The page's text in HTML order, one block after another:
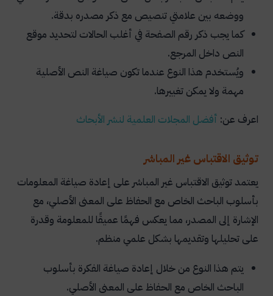
ووضعه بين علامتي تنصيص مع ذكر مصدره بدقة.
كما يجب ذكر رقم الصفحة في أغلب الحالات لتحديد موقع
النص داخل المرجع.
ويُستخدم هذا النوع عندما تكون صياغة النص الأصلية
مهمة ولا يمكن تغييرها.
اعرف عن: أفضل المجلات العلمية لنشر الأبحاث
توثيق الاقتباس غير المباشر
يعتمد توثيق الاقتباس غير المباشر على إعادة صياغة المعلومات
بأسلوب الباحث الخاص مع الحفاظ على المعنى الأصلي، مع
الإشارة إلى المصدر، مما يعكس فهمًا عميقًا للمعلومة وقدرة
على تحليلها وتقديمها بشكل علمي منظم.
يتم هذا النوع من خلال إعادة صياغة الفكرة بأسلوب
الباحث الخاص مع الحفاظ على المعنى الأصلي.